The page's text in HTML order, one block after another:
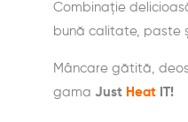
Combinație
bună calitate, paste
Mâncare gătită,
gama Just Heat IT!